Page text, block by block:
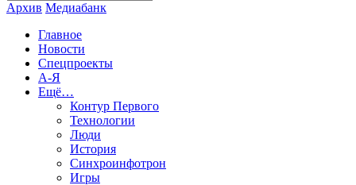
Архив Медиабанк
Главное
Новости
Спецпроекты
А-Я
Ещё…
Контур Первого
Технологии
Люди
История
Синхроинфотрон
Игры